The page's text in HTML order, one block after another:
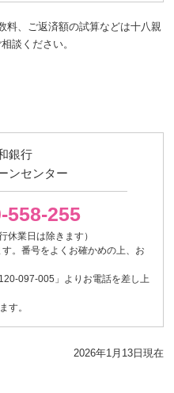
、ご返済額の試算などは十八親
談ください。
銀行
ンセンター
558-255
業日は除きます）
。番号をよくお確かめの上、お
097-005」よりお電話を差し上
す。
2026年1月13日現在